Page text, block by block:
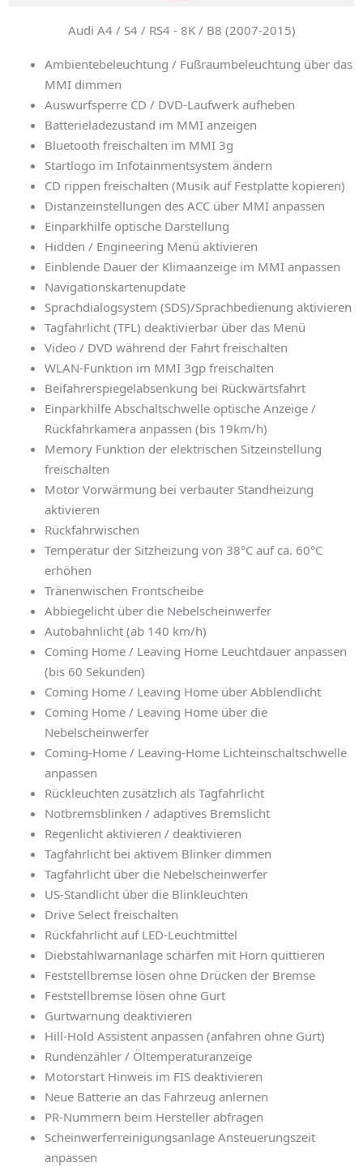
Audi A4 / S4 / RS4 - 8K / B8 (2007-2015)
Ambientebeleuchtung / Fußraumbeleuchtung über das
MMI dimmen
Auswurfsperre CD / DVD-Laufwerk aufheben
Batterieladezustand im MMI anzeigen
Bluetooth freischalten im MMI 3g
Startlogo im Infotainmentsystem ändern
CD rippen freischalten (Musik auf Festplatte kopieren)
Distanzeinstellungen des ACC über MMI anpassen
Einparkhilfe optische Darstellung
Hidden / Engineering Menü aktivieren
Einblende Dauer der Klimaanzeige im MMI anpassen
Navigationskartenupdate
Sprachdialogsystem (SDS)/Sprachbedienung aktivieren
Tagfahrlicht (TFL) deaktivierbar über das Menü
Video / DVD während der Fahrt freischalten
WLAN-Funktion im MMI 3gp freischalten
Beifahrerspiegelabsenkung bei Rückwärtsfahrt
Einparkhilfe Abschaltschwelle optische Anzeige /
Rückfahrkamera anpassen (bis 19km/h)
Memory Funktion der elektrischen Sitzeinstellung
freischalten
Motor Vorwärmung bei verbauter Standheizung
aktivieren
Rückfahrwischen
Temperatur der Sitzheizung von 38°C auf ca. 60°C
erhöhen
Tränenwischen Frontscheibe
Abbiegelicht über die Nebelscheinwerfer
Autobahnlicht (ab 140 km/h)
Coming Home / Leaving Home Leuchtdauer anpassen
(bis 60 Sekunden)
Coming Home / Leaving Home über Abblendlicht
Coming Home / Leaving Home über die
Nebelscheinwerfer
Coming-Home / Leaving-Home Lichteinschaltschwelle
anpassen
Rückleuchten zusätzlich als Tagfahrlicht
Notbremsblinken / adaptives Bremslicht
Regenlicht aktivieren / deaktivieren
Tagfahrlicht bei aktivem Blinker dimmen
Tagfahrlicht über die Nebelscheinwerfer
US-Standlicht über die Blinkleuchten
Drive Select freischalten
Rückfahrlicht auf LED-Leuchtmittel
Diebstahlwarnanlage schärfen mit Horn quittieren
Feststellbremse lösen ohne Drücken der Bremse
Feststellbremse lösen ohne Gurt
Gurtwarnung deaktivieren
Hill-Hold Assistent anpassen (anfahren ohne Gurt)
Rundenzähler / Öltemperaturanzeige
Motorstart Hinweis im FIS deaktivieren
Neue Batterie an das Fahrzeug anlernen
PR-Nummern beim Hersteller abfragen
Scheinwerferreinigungsanlage Ansteuerungszeit
anpassen